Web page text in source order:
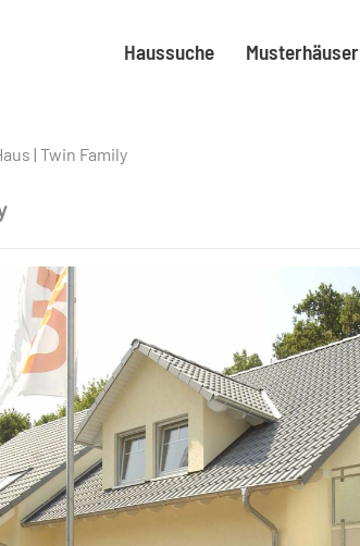
Haussuche Musterhäuser
| Twin Family